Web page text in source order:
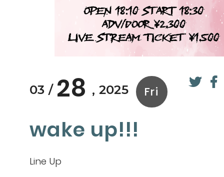
03 28 2025 Fri
wake up!!!
Line Up